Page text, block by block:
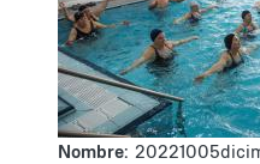
Nombre: